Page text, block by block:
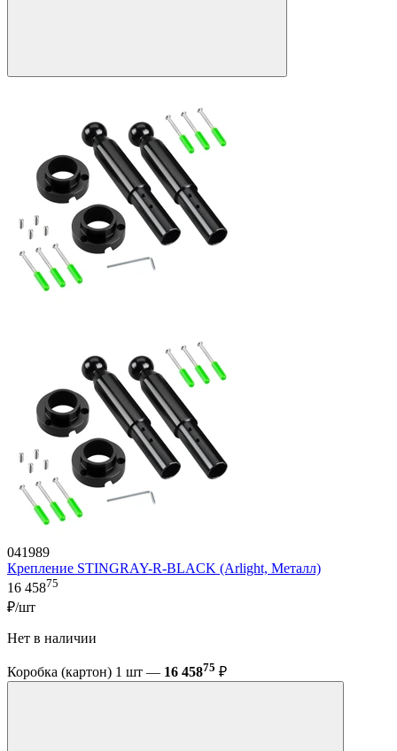
041989
Крепление STINGRAY-R-BLACK (Arlight, Металл)
16 45875
₽/шт
Нет в наличии
Коробка (картон) 1 шт — 16 45875 ₽